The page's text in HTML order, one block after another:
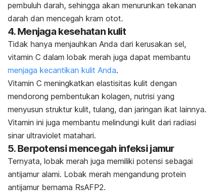
pembuluh darah, sehingga akan menurunkan tekanan
darah dan mencegah kram otot.
4. Menjaga kesehatan kulit
Tidak hanya menjauhkan Anda dari kerusakan sel,
vitamin C dalam lobak merah juga dapat membantu
menjaga kecantikan kulit Anda.
Vitamin C meningkatkan elastisitas kulit dengan
mendorong pembentukan kolagen, nutrisi yang
menyusun struktur kulit, tulang, dan jaringan ikat lainnya.
Vitamin ini juga membantu melindungi kulit dari radiasi
sinar ultraviolet matahari.
5. Berpotensi mencegah infeksi jamur
Ternyata, lobak merah juga memiliki potensi sebagai
antijamur alami. Lobak merah mengandung protein
antijamur bernama RsAFP2.